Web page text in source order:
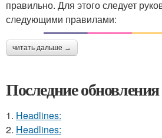
правильно. Для этого следует
следующими правилами:
читать дальше →
Последние обновления
1. Headlines:
2. Headlines: